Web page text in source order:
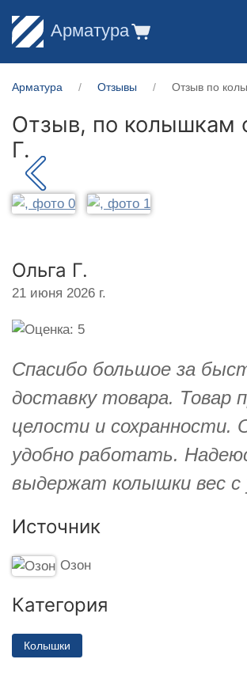
Арматура
Арматура Отзывы Отзыв по
Отзыв, по колышкам
Г.
Ольга Г.
21 июня 2026 г.
Спасибо большое за
доставку товара. Товар
целости и сохранности.
удобно работать.
выдержат колышки вес с
Источник
Озон
Категория
Колышки